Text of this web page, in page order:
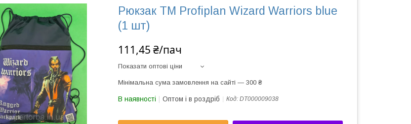
Рюкзак TM Profiplan Wizard Warriors blue
(1 шт)
111,45 ₴/пач
Показати оптові ціни
Мінімальна сума замовлення на сайті — 300 ₴
В наявності Оптом і в роздріб Код: DT000009038